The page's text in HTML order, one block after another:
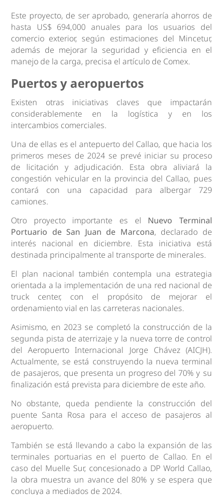
Este proyecto, de ser aprobado, generaría ahorros de
hasta US$ 694,000 anuales para los usuarios del
comercio exterior, según estimaciones del Mincetur,
además de mejorar la seguridad y eficiencia en el
manejo de la carga, precisa el artículo de Comex.
Puertos y aeropuertos
Existen otras iniciativas claves que impactarán
considerablemente en la logística y en los
intercambios comerciales.
Una de ellas es el antepuerto del Callao, que hacia los
primeros meses de 2024 se prevé iniciar su proceso
de licitación y adjudicación. Esta obra aliviará la
congestión vehicular en la provincia del Callao, pues
contará con una capacidad para albergar 729
camiones.
Otro proyecto importante es el Nuevo Terminal
Portuario de San Juan de Marcona, declarado de
interés nacional en diciembre. Esta iniciativa está
destinada principalmente al transporte de minerales.
El plan nacional también contempla una estrategia
orientada a la implementación de una red nacional de
truck center, con el propósito de mejorar el
ordenamiento vial en las carreteras nacionales.
Asimismo, en 2023 se completó la construcción de la
segunda pista de aterrizaje y la nueva torre de control
del Aeropuerto Internacional Jorge Chávez (AICJH).
Actualmente, se está construyendo la nueva terminal
de pasajeros, que presenta un progreso del 70% y su
finalización está prevista para diciembre de este año.
No obstante, queda pendiente la construcción del
puente Santa Rosa para el acceso de pasajeros al
aeropuerto.
También se está llevando a cabo la expansión de las
terminales portuarias en el puerto de Callao. En el
caso del Muelle Sur, concesionado a DP World Callao,
la obra muestra un avance del 80% y se espera que
concluya a mediados de 2024.